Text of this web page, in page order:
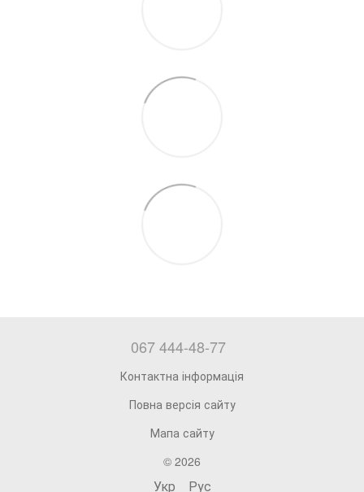
067 444-48-77
Контактна інформація
Повна версія сайту
Мапа сайту
© 2026
Укр Рус